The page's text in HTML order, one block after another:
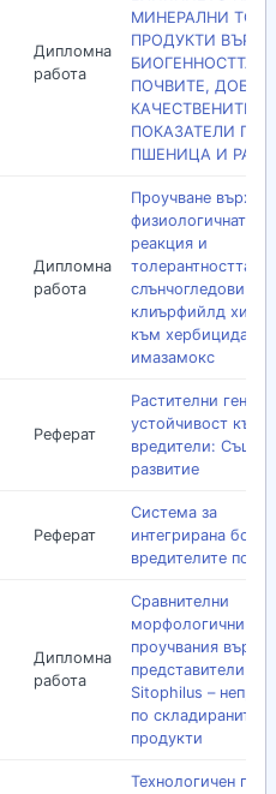
Дипломна
работа
МИНЕРАЛНИ
ПРОДУКТИ ВЪРХУ
БИОГЕННОСТТА
ПОЧВИТЕ,
КАЧЕСТВЕНИТЕ
ПОКАЗАТЕЛИ ПРИ
ПШЕНИЦА И
Дипломна
работа
Проучване върху
физиологичната
реакция и
толерантността на
слънчогледови
клиърфийлд
към хербицида
имазамокс
Реферат
Растителни гени за
устойчивост към
вредители:
развитие
Реферат
Система за
интегрирана
вредителите по
Дипломна
работа
Сравнителни
морфологични
проучвания върху
представители от
Sitophilus –
по складираните
продукти
Технологичен